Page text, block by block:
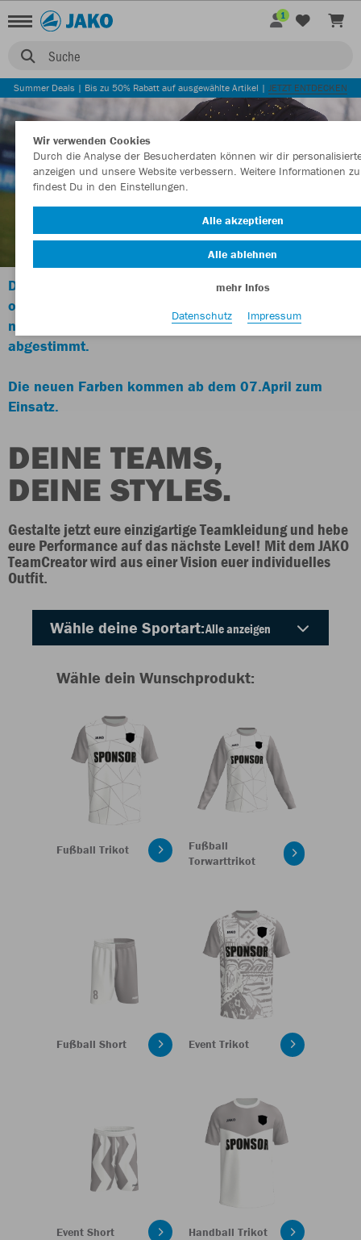
Suche
1
Summer Deals | Bis zu 50% Rabatt auf ausgewählte Artikel | JETZT ENTDECKEN
Die Farbrezepturen im TeamCreator wurden
optimiert und sind
nun noch besser auf unsere Katalogware
abgestimmt.
Die neuen Farben kommen ab dem 07.April zum
Einsatz.
DEINE TEAMS,
DEINE STYLES.
Gestalte jetzt eure einzigartige Teamkleidung und hebe
eure Performance auf das nächste Level! Mit dem JAKO
TeamCreator wird aus einer Vision euer individuelles
Outfit.
Wähle deine Sportart:
Wähle dein Wunschprodukt:
Fußball Trikot
Fußball
Torwarttrikot
Fußball Short Event Trikot
Event Short Handball Trikot
Wir verwenden Cookies
Durch die Analyse der Besucherdaten können wir dir
anzeigen und unsere Website verbessern. Weitere Informationen
findest Du in den Einstellungen.
Alle akzeptieren
Alle ablehnen
mehr Infos
Datenschutz
Impressum